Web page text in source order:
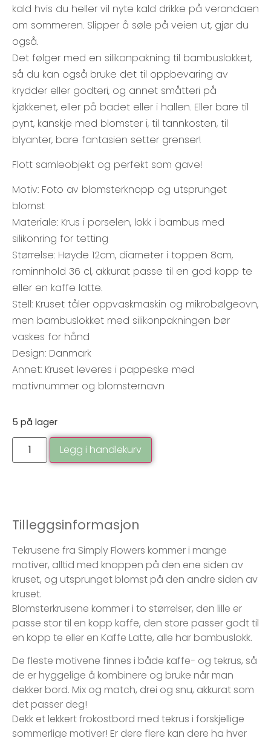
kald hvis du heller vil nyte kald drikke på verandaen
om sommeren. Slipper å søle på veien ut, gjør du
også.
Det følger med en silikonpakning til bambuslokket,
så du kan også bruke det til oppbevaring av
krydder eller godteri, og annet småtteri på
kjøkkenet, eller på badet eller i hallen. Eller bare til
pynt, kanskje med blomster i, til tannkosten, til
blyanter, bare fantasien setter grenser!
Flott samleobjekt og perfekt som gave!
Motiv: Foto av blomsterknopp og utsprunget
blomst
Materiale: Krus i porselen, lokk i bambus med
silikonring for tetting
Størrelse: Høyde 12cm, diameter i toppen 8cm,
rominnhold 36 cl, akkurat passe til en god kopp te
eller en kaffe latte.
Stell: Kruset tåler oppvaskmaskin og mikrobølgeovn,
men bambuslokket med silikonpakningen bør
vaskes for hånd
Design: Danmark
Annet: Kruset leveres i pappeske med
motivnummer og blomsternavn
5 på lager
Legg i handlekurv
Tilleggsinformasjon
Tekrusene fra Simply Flowers kommer i mange
motiver, alltid med knoppen på den ene siden av
kruset, og utsprunget blomst på den andre siden av
kruset.
Blomsterkrusene kommer i to størrelser, den lille er
passe stor til en kopp kaffe, den store passer godt til
en kopp te eller en Kaffe Latte, alle har bambuslokk.
De fleste motivene finnes i både kaffe- og tekrus, så
de er hyggelige å kombinere og bruke når man
dekker bord. Mix og match, drei og snu, akkurat som
det passer deg!
Dekk et lekkert frokostbord med tekrus i forskjellige
sommerlige motiver! Er dere flere kan dere ha hver